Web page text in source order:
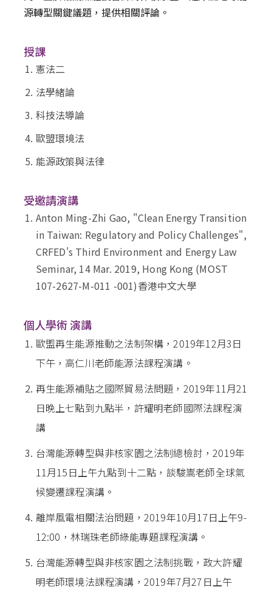
源轉型關鍵議題，提供相關評論。
授課
憲法二
法學緒論
科技法導論
歐盟環境法
能源政策與法律
受邀請演講
Anton Ming-Zhi Gao, "Clean Energy Transition
in Taiwan: Regulatory and Policy Challenges",
CRFED's Third Environment and Energy Law
Seminar, 14 Mar. 2019, Hong Kong (MOST
107-2627-M-011 -001)香港中文大學
個人學術 演講
歐盟再生能源推動之法制架構，2019年12月3日
下午，高仁川老師能源法課程演講。
再生能源補貼之國際貿易法問題，2019年11月21
日晚上七點到九點半，許耀明老師國際法課程演
講
台灣能源轉型與非核家園之法制總檢討，2019年
11月15日上午九點到十二點，談駿嵩老師全球氣
候變遷課程演講。
離岸風電相關法治問題，2019年10月17日上午9-
12:00，林瑞珠老師綠能專題課程演講。
台灣能源轉型與非核家園之法制挑戰，政大許耀
明老師環境法課程演講，2019年7月27日上午